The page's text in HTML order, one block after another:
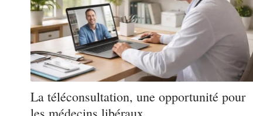
La téléconsultation, une opportunité pour